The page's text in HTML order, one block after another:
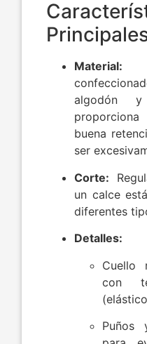
Material:
algodón
buena
ser
Corte:
un calce
diferentes
Detalles:
Cuello
con
Puños